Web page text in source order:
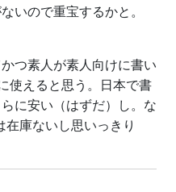
いので重宝するかと。
つ素人が素人向けに書い
使えると思う。日本で書
に安い（はずだ）し。な
庫ないし思いっきり